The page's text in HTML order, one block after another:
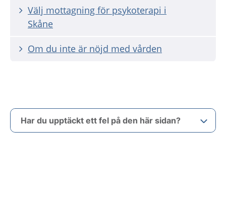
Välj mottagning för psykoterapi i
Skåne
Om du inte är nöjd med vården
Har du upptäckt ett fel på den här sidan?